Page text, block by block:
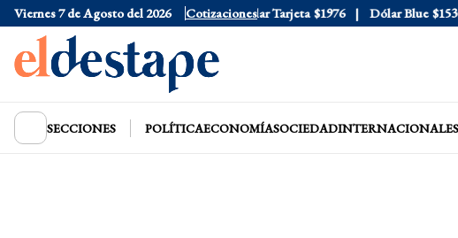
Viernes 7 de Agosto del 2026 Cotizaciones
Dólar Oficial $1520 Dólar Tarjeta $1976 Dólar Blue $1530
SECCIONES POLÍTICAECONOMÍASOCIEDADINTERNACIONALES